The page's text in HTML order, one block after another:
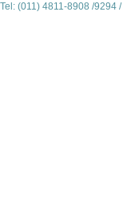
Tel: (011) 4811-8908 /9294 /